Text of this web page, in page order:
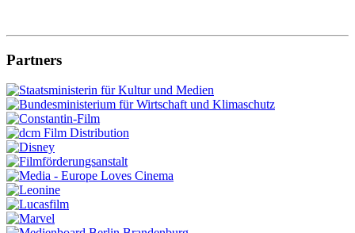
Partners